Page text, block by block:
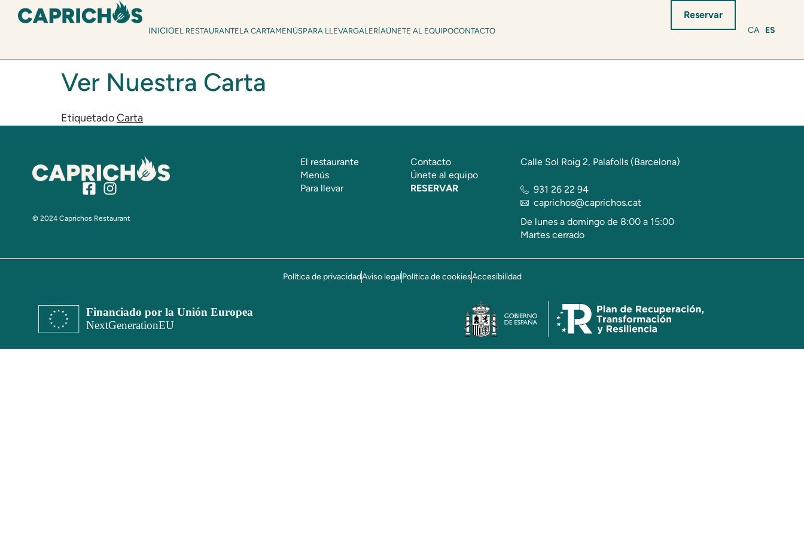
INICIOEL RESTAURANTELA CARTAMENÚSPARA LLEVARGALERÍAÚNETE AL EQUIPOCONTACTO
Reservar
CA ES
Ver Nuestra Carta
EtiquetadoCarta
© 2024 Caprichos Restaurant
El restaurante
Menús
Para llevar
Contacto
Únete al equipo
RESERVAR
Calle Sol Roig 2, Palafolls (Barcelona)
931 26 22 94
caprichos@caprichos.cat
De lunes a domingo de 8:00 a 15:00
Martes cerrado
Política de privacidadAviso legalPolítica de cookiesAccesibilidad